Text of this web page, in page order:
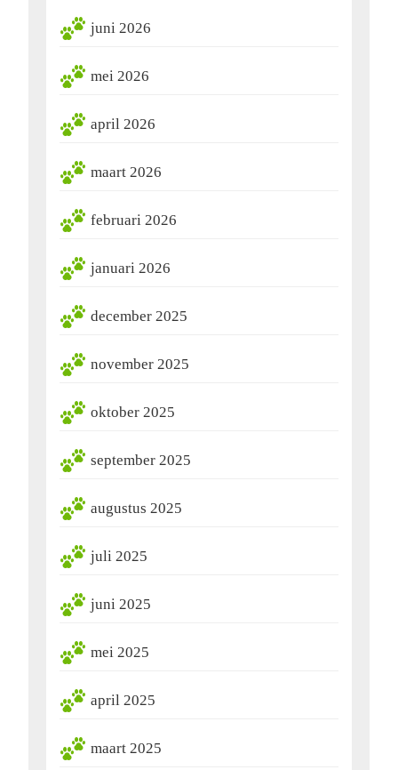
juni 2026
mei 2026
april 2026
maart 2026
februari 2026
januari 2026
december 2025
november 2025
oktober 2025
september 2025
augustus 2025
juli 2025
juni 2025
mei 2025
april 2025
maart 2025